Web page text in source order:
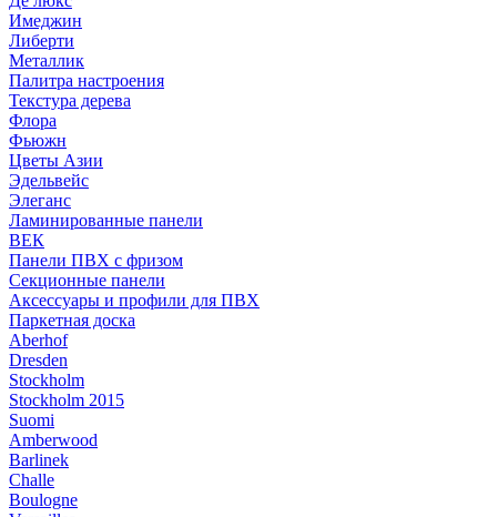
Имеджин
Либерти
Металлик
Палитра настроения
Текстура дерева
Флора
Фьюжн
Цветы Азии
Эдельвейс
Элеганс
Ламинированные панели
ВЕК
Панели ПВХ с фризом
Секционные панели
Аксессуары и профили для ПВХ
Паркетная доска
Aberhof
Dresden
Stockholm
Stockholm 2015
Suomi
Amberwood
Barlinek
Challe
Boulogne